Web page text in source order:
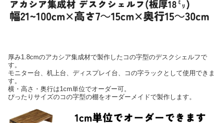
厚み1.8cmのアカシア集成材で製作したコの字型のデスクシェルフで
す。
モニター台、机上台、ディスプレイ台、コの字ラックとして使用できま
す。
横・高さ・奥行は1cm単位でオーダー可。
ぴったりサイズのコの字型の棚をオーダーメイドで製作します。